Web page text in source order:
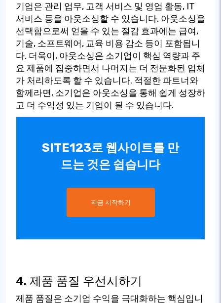
기업은 관리 업무, 고객 서비스 및 영업 활동, IT
서비스 등을 아웃소싱할 수 있습니다. 아웃소싱을
선택함으로써 얻을 수 있는 절감 효과에는 급여,
기술, 소프트웨어, 교육 비용 감소 등이 포함됩니
다. 더욱이, 아웃소싱은 소기업이 핵심 역량과 주
요 제품에 집중하면서 나머지는 더 전문화된 업체
가 처리하도록 할 수 있습니다. 적절한 파트너와
함께라면, 소기업은 아웃소싱을 통해 쉽게 성장하
고 더 수익성 있는 기업이 될 수 있습니다.
SITE123로 웹사이트를 만
드는 것은 쉽습니다
지금 시작하기
4. 제품 품질 우선시하기
제품 품질은 소기업 수익을 극대화하는 핵심입니